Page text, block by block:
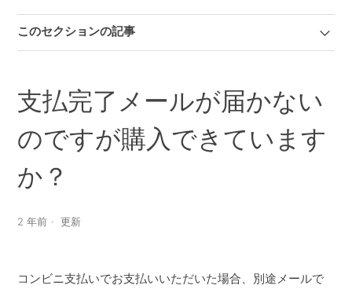
このセクションの記事
支払完了メールが届かない
のですが購入できています
か？
2 年前 更新
コンビニ支払いでお支払いいただいた場合、別途メールで